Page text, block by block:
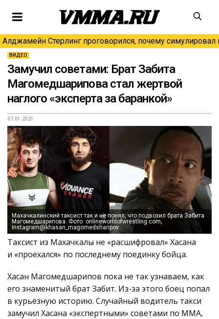
Алджамейн Стерлинг проговорился, почему симулировал
ВИДЕО
Замучил советами: Брат Забита
Магомедшарипова стал жертвой
наглого «эксперта за баранкой»
07.01.2021
Махачкалинский таксист так и не понял, что подвозил брата Забита
Магомедшарипова. Фото: onlineworldofwrestling.com,
Instagram@khasan_magomedsharipov
Таксист из Махачкалы не «расшифровал» Хасана
и «проехался» по последнему поединку бойца.
Хасан Магомедшарипов пока не так узнаваем, как
его знаменитый брат Забит. Из-за этого боец попал
в курьёзную историю. Случайный водитель такси
замучил Хасана «экспертными» советами по ММА,